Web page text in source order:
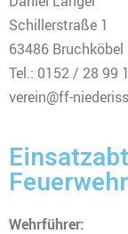
Schillerstraße 1
63486 Bruchköbel
Tel.: 0152 / 28 99
verein@ff-
Wehrführer: